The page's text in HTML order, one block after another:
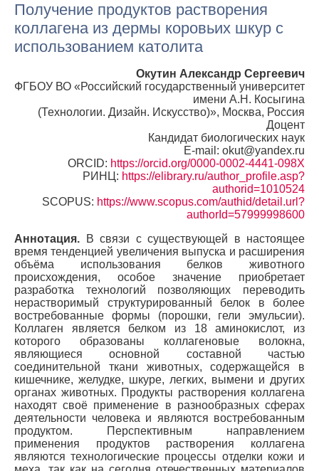
Получение продуктов растворения
коллагена из дермы коровьих шкур с
использованием католита
Окутин Александр Сергеевич
ФГБОУ ВО «Российский государственный университет
имени А.Н. Косыгина
(Технологии. Дизайн. Искусство)», Москва, Россия
Доцент
Кандидат биологических наук
E-mail: okut@yandex.ru
ORCID: https://orcid.org/0000-0002-4441-098X
РИНЦ: https://elibrary.ru/author_profile.asp?
authorid=1010524
SCOPUS: https://www.scopus.com/authid/detail.url?
authorId=57999998600
Аннотация. В связи с существующей в настоящее
время тенденцией увеличения выпуска и расширения
объёма использования белков животного
происхождения, особое значение приобретает
разработка технологий позволяющих переводить
нерастворимый структурированный белок в более
востребованные формы (порошки, гели эмульсии).
Коллаген является белком из 18 аминокислот, из
которого образованы коллагеновые волокна,
являющиеся основной составной частью
соединительной ткани животных, содержащейся в
кишечнике, желудке, шкуре, легких, вымени и других
органах животных. Продукты растворения коллагена
находят своё применение в разнообразных сферах
деятельности человека и являются востребованным
продуктом. Перспективным направлением
применения продуктов растворения коллагена
являются технологические процессы отделки кожи и